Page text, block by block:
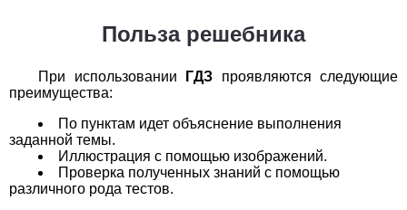
1
2 3
Русский язык
2 3 4 5 6 7 8 9 10
Польза решебника
При использовании ГДЗ проявляются следующие
преимущества:
По пунктам идет объяснение выполнения
заданной темы.
Иллюстрация с помощью изображений.
Проверка полученных знаний с помощью
различного рода тестов.